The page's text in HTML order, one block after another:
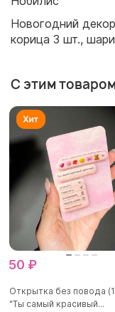
Новогодний
корица 3 шт.,
С этим
50 ₽
Открытка без повода
"Ты самый красивый...